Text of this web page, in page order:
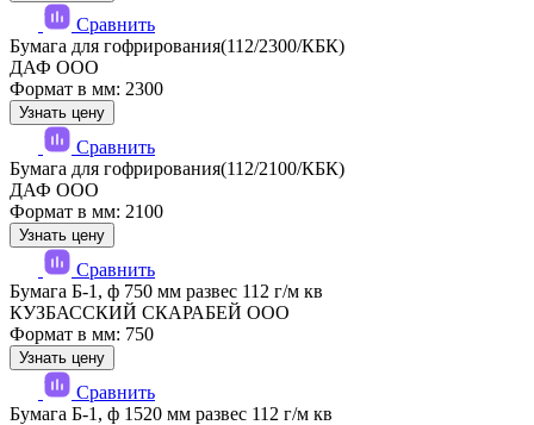
Сравнить
Бумага для гофрирования(112/2300/КБК)
ДАФ ООО
Формат в мм: 2300
Узнать цену
Сравнить
Бумага для гофрирования(112/2100/КБК)
ДАФ ООО
Формат в мм: 2100
Узнать цену
Сравнить
Бумага Б-1, ф 750 мм развес 112 г/м кв
КУЗБАССКИЙ СКАРАБЕЙ ООО
Формат в мм: 750
Узнать цену
Сравнить
Бумага Б-1, ф 1520 мм развес 112 г/м кв